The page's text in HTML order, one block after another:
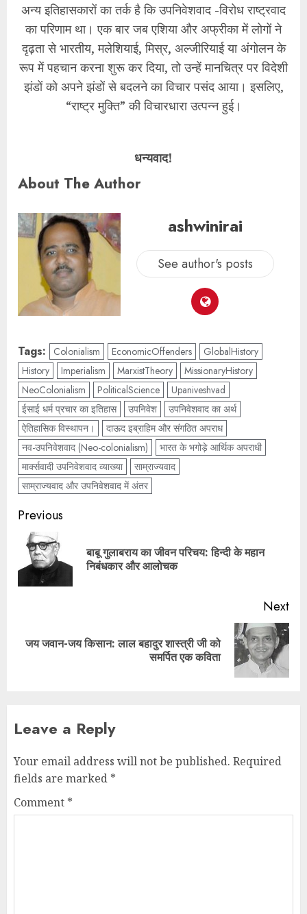
अन्य इतिहासकारों का तर्क है कि उपनिवेशवाद -विरोध राष्ट्रवाद
का परिणाम था। एक बार जब एशिया और अफ्रीका में लोगों ने
दृढ़ता से भारतीय, मलेशियाई, मिस्र, अल्जीरियाई या अंगोलन के
रूप में पहचान करना शुरू कर दिया, तो उन्हें मानचित्र पर विदेशी
झंडों को अपने झंडों से बदलने का विचार पसंद आया। इसलिए,
“राष्ट्र मुक्ति” की विचारधारा उत्पन्न हुई।
धन्यवाद!
About The Author
ashwinirai
See author's posts
Tags: Colonialism EconomicOffenders
GlobalHistory
History
Imperialism MarxistTheory
MissionaryHistory
NeoColonialism
PoliticalScience
Upaniveshvad
ईसाई धर्म प्रचार का इतिहास
उपनिवेश
उपनिवेशवाद का अर्थ
ऐतिहासिक विस्थापन।
दाऊद इब्राहिम और संगठित अपराध
नव-उपनिवेशवाद (Neo-colonialism)
भारत के भगोड़े आर्थिक अपराधी
मार्क्सवादी उपनिवेशवाद व्याख्या
साम्राज्यवाद
साम्राज्यवाद और उपनिवेशवाद में अंतर
Previous
बाबू गुलाबराय का जीवन परिचय: हिन्दी के महान
निबंधकार और आलोचक
Next
जय जवान-जय किसान: लाल बहादुर शास्त्री जी को
समर्पित एक कविता
Leave a Reply
Your email address will not be published. Required
fields are marked *
Comment *